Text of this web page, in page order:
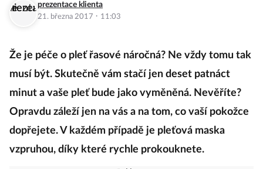
prezentace klienta
21. března 2017 · 11:03
Že je péče o pleť řasové náročná? Ne vždy tomu tak
musí být. Skutečně vám stačí jen deset patnáct
minut a vaše pleť bude jako vyměněná. Nevěříte?
Opravdu záleží jen na vás a na tom, co vaší pokožce
dopřejete. V každém případě je pleťová maska
vzpruhou, díky které rychle prokouknete.